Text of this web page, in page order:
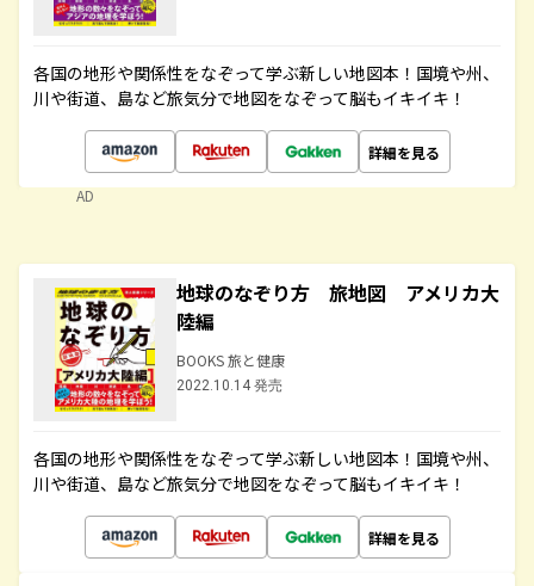
各国の地形や関係性をなぞって学ぶ新しい地図本！国境や州、
川や街道、島など旅気分で地図をなぞって脳もイキイキ！
詳細を見る
AD
地球のなぞり方 旅地図 アメリカ大
陸編
BOOKS 旅と健康
2022.10.14 発売
各国の地形や関係性をなぞって学ぶ新しい地図本！国境や州、
川や街道、島など旅気分で地図をなぞって脳もイキイキ！
詳細を見る